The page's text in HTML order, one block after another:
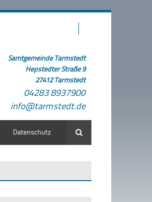
Samtgemeinde Tarmstedt
Hepstedter Straße 9
27412 Tarmstedt
04283 8937900
info@tarmstedt.de
Datenschutz Suche